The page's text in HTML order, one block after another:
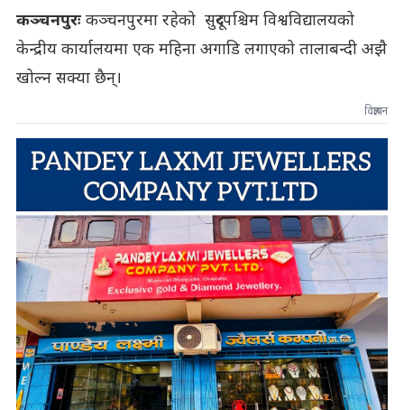
कञ्चनपुरःकञ्चनपुरमा रहेको सुदूरपश्चिम विश्वविद्यालयको
केन्द्रीय कार्यालयमा एक महिना अगाडि लगाएको तालाबन्दी अझै
खोल्न सक्या छैन्।
विज्ञापन